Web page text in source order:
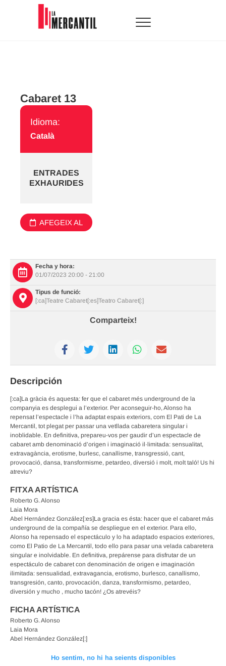
Cabaret 13
Idioma:
Català
ENTRADES
EXHAURIDES
AFEGEIX AL
Fecha y hora:
01/07/2023 20:00 - 21:00
Tipus de funció:
[:ca]Teatre Cabaret[:es]Teatro Cabaret[:]
Comparteix!
Descripción
[:ca]La gràcia és aquesta: fer que el cabaret més underground de la
companyia es desplegui a l’exterior. Per aconseguir-ho, Alonso ha
repensat l’espectacle i l’ha adaptat espais exteriors, com El Pati de La
Mercantil, tot plegat per passar una vetllada cabaretera singular i
inoblidable. En definitiva, prepareu-vos per gaudir d’un espectacle de
cabaret amb denominació d’origen i imaginació il·limitada: sensualitat,
extravagància, erotisme, burlesc, canallisme, transgressió, cant,
provocació, dansa, transformisme, petardeo, diversió i molt, molt taló! Us hi
atreviu?
FITXA ARTÍSTICA
Roberto G. Alonso
Laia Mora
Abel Hernández González[:es]La gracia es ésta: hacer que el cabaret más
underground de la compañía se despliegue en el exterior. Para ello,
Alonso ha repensado el espectáculo y lo ha adaptado espacios exteriores,
como El Patio de La Mercantil, todo ello para pasar una velada cabaretera
singular e inolvidable. En definitiva, prepárense para disfrutar de un
espectáculo de cabaret con denominación de origen e imaginación
ilimitada: sensualidad, extravagancia, erotismo, burlesco, canallismo,
transgresión, canto, provocación, danza, transformismo, petardeo,
diversión y mucho , mucho tacón! ¿Os atrevéis?
FICHA ARTÍSTICA
Roberto G. Alonso
Laia Mora
Abel Hernández González[:]
Ho sentim, no hi ha seients disponibles